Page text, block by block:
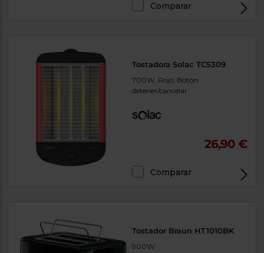
Comparar
Tostadora Solac TC5309
700W, Rojo, Botón
detener/cancelar
26,90 €
Comparar
Tostador Braun HT1010BK
900W